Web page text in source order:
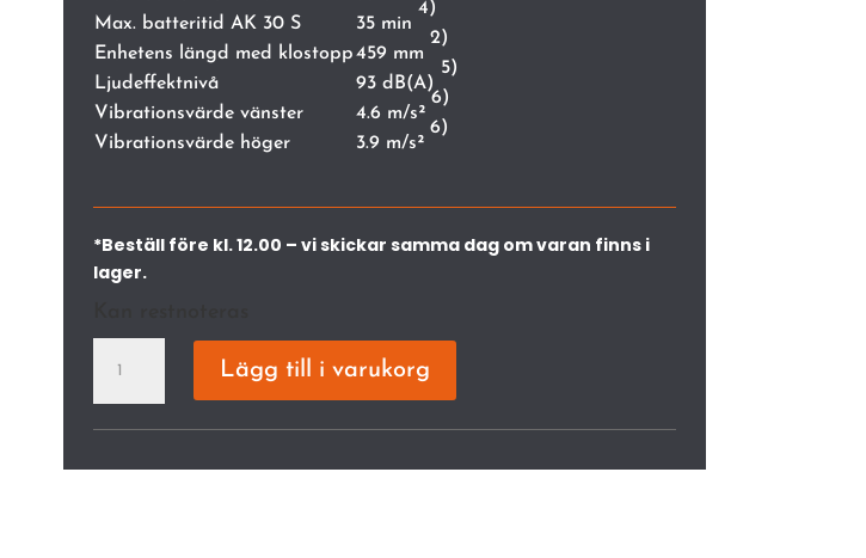
Max. batteritid AK 30 S 35 min
4)
Enhetens längd med klostopp459 mm
2)
Ljudeffektnivå 93 dB(A)
5)
Vibrationsvärde vänster 4.6 m/s²
6)
Vibrationsvärde höger 3.9 m/s²
6)
*Beställ före kl. 12.00 – vi skickar samma dag om varan finns i
lager.
80.0
C-
B
Lägg till i varukorg